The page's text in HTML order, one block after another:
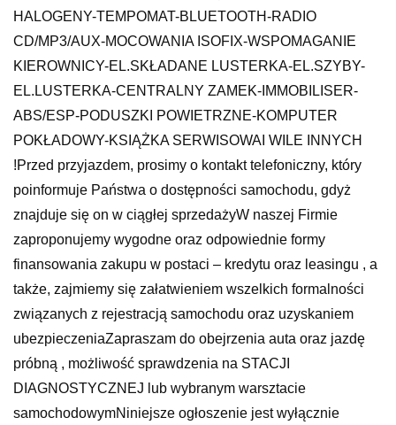
HALOGENY-TEMPOMAT-BLUETOOTH-RADIO
CD/MP3/AUX-MOCOWANIA ISOFIX-WSPOMAGANIE
KIEROWNICY-EL.SKŁADANE LUSTERKA-EL.SZYBY-
EL.LUSTERKA-CENTRALNY ZAMEK-IMMOBILISER-
ABS/ESP-PODUSZKI POWIETRZNE-KOMPUTER
POKŁADOWY-KSIĄŻKA SERWISOWAI WILE INNYCH
!Przed przyjazdem, prosimy o kontakt telefoniczny, który
poinformuje Państwa o dostępności samochodu, gdyż
znajduje się on w ciągłej sprzedażyW naszej Firmie
zaproponujemy wygodne oraz odpowiednie formy
finansowania zakupu w postaci – kredytu oraz leasingu , a
także, zajmiemy się załatwieniem wszelkich formalności
związanych z rejestracją samochodu oraz uzyskaniem
ubezpieczeniaZapraszam do obejrzenia auta oraz jazdę
próbną , możliwość sprawdzenia na STACJI
DIAGNOSTYCZNEJ lub wybranym warsztacie
samochodowymNiniejsze ogłoszenie jest wyłącznie